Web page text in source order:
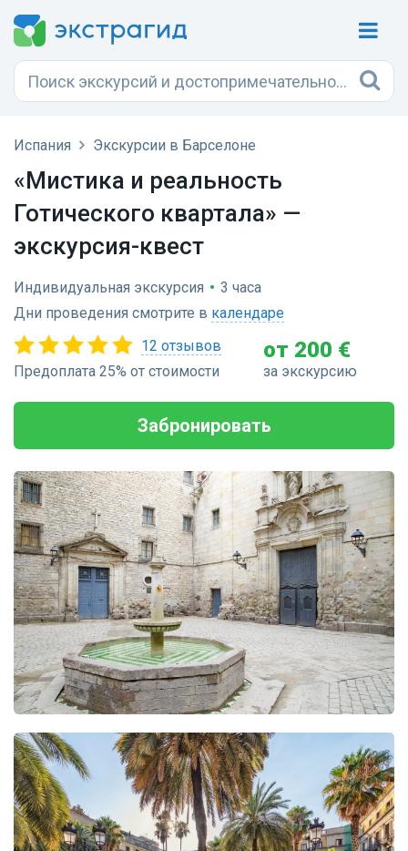
Испания Экскурсии в Барселоне
«Мистика и реальность
Готического квартала» —
экскурсия-квест
Индивидуальная экскурсия • 3 часа
Дни проведения смотрите в календаре
12 отзывов
Предоплата 25% от стоимости
от 200 €
за экскурсию
Забронировать